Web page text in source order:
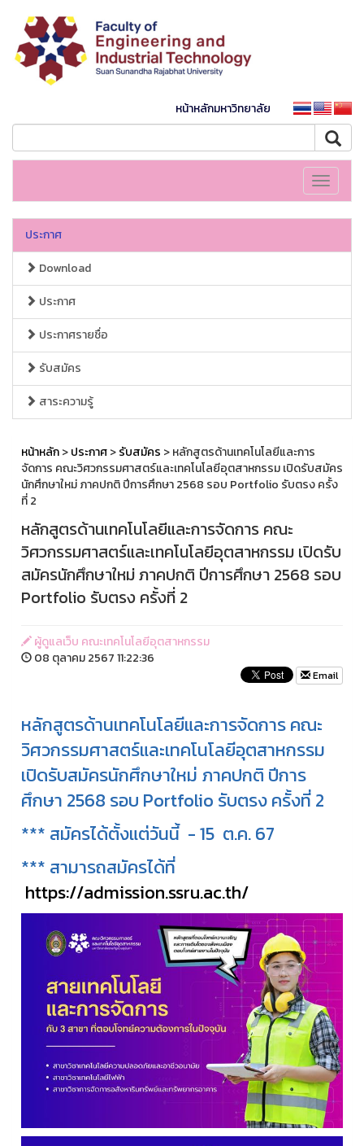
หน้าหลักมหาวิทยาลัย
Toggle
ประกาศ
Download
ประกาศ
ประกาศรายชื่อ
รับสมัคร
สาระความรู้
หน้าหลัก>ประกาศ>รับสมัคร > หลักสูตรด้านเทคโนโลยีและการ
จัดการ คณะวิศวกรรมศาสตร์และเทคโนโลยีอุตสาหกรรม เปิดรับสมัคร
นักศึกษาใหม่ ภาคปกติ ปีการศึกษา 2568 รอบ Portfolio รับตรง ครั้ง
ที่ 2
หลักสูตรด้านเทคโนโลยีและการจัดการ คณะ
วิศวกรรมศาสตร์และเทคโนโลยีอุตสาหกรรม เปิดรับ
สมัครนักศึกษาใหม่ ภาคปกติ ปีการศึกษา 2568 รอบ
Portfolio รับตรง ครั้งที่ 2
ผู้ดูแลเว็บ คณะเทคโนโลยีอุตสาหกรรม
08 ตุลาคม 2567 11:22:36
Email
หลักสูตรด้านเทคโนโลยีและการจัดการ คณะ
วิศวกรรมศาสตร์และเทคโนโลยีอุตสาหกรรม
เปิดรับสมัครนักศึกษาใหม่ ภาคปกติ ปีการ
ศึกษา 2568 รอบ Portfolio รับตรง ครั้งที่ 2
*** สมัครได้ตั้งแต่วันนี้ - 15 ต.ค. 67
*** สามารถสมัครได้ที่
https://admission.ssru.ac.th/